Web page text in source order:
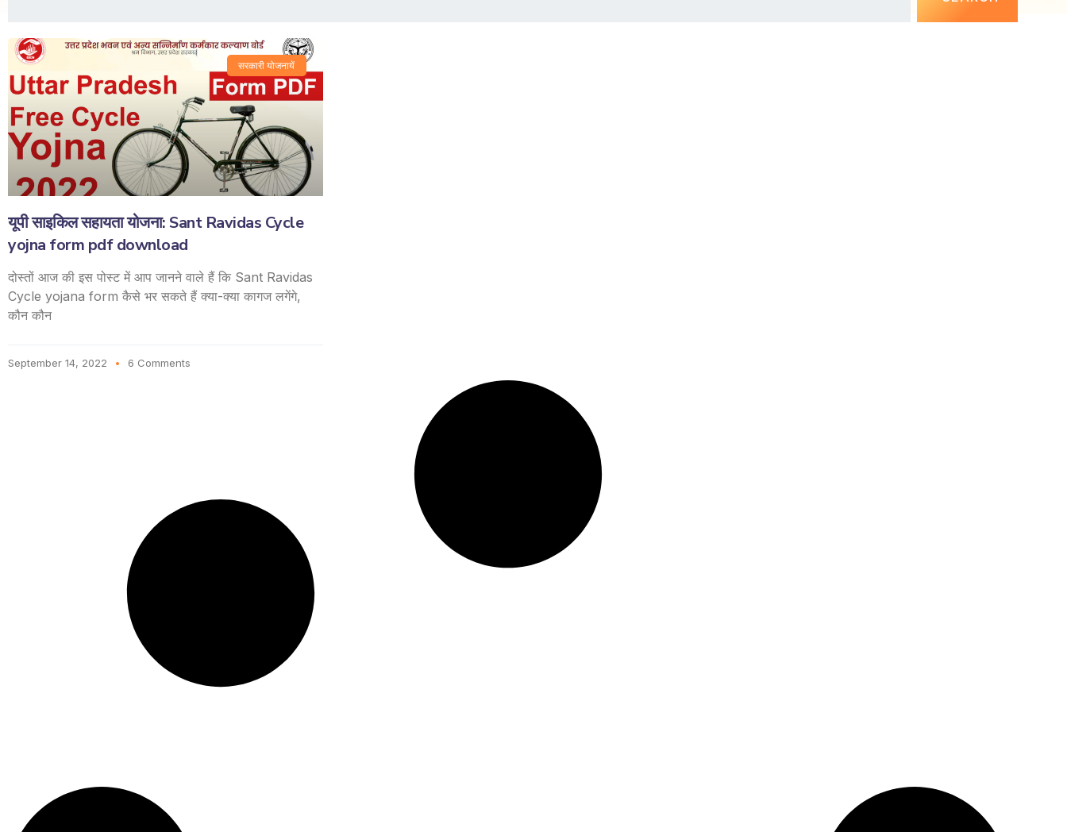
सरकारी योजनायें
यूपी साइकिल सहायता योजना: Sant Ravidas Cycle
yojna form pdf download
दोस्तों आज की इस पोस्ट में आप जानने वाले हैं कि Sant Ravidas
Cycle yojana form कैसे भर सकते हैं क्या-क्या कागज लगेंगे,
कौन कौन
September 14, 2022 6 Comments